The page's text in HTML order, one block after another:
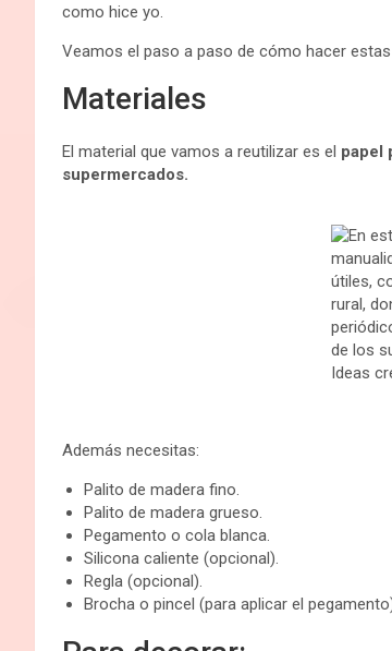
como hice yo.
Veamos el paso a paso de cómo hacer estas
Materiales
El material que vamos a reutilizar es el papel
supermercados.
Además necesitas:
Palito de madera fino.
Palito de madera grueso.
Pegamento o cola blanca.
Silicona caliente (opcional).
Regla (opcional).
Brocha o pincel (para aplicar el